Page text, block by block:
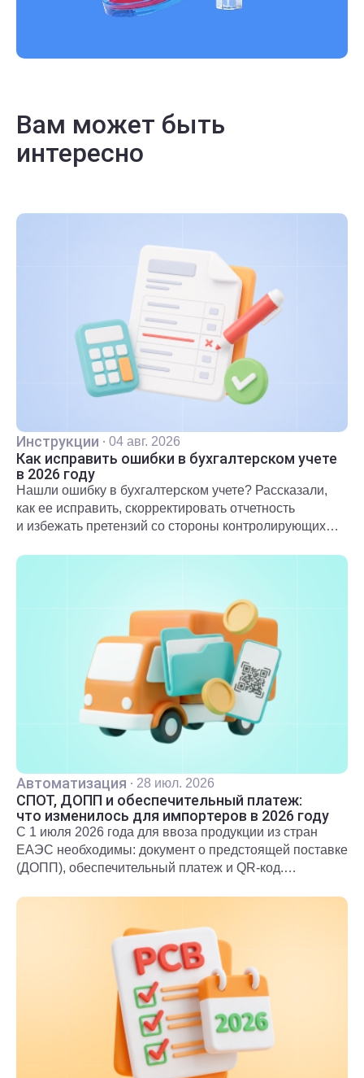
Вам может быть
интересно
Инструкции · 04 авг. 2026
Как исправить ошибки в бухгалтерском учете
в 2026 году
Нашли ошибку в бухгалтерском учете? Рассказали,
как ее исправить, скорректировать отчетность
и избежать претензий со стороны контролирующих
Автоматизация · 28 июл. 2026
СПОТ, ДОПП и обеспечительный платеж:
что изменилось для импортеров в 2026 году
С 1 июля 2026 года для ввоза продукции из стран
ЕАЭС необходимы: документ о предстоящей поставке
(ДОПП), обеспечительный платеж и QR-код.
рассказали в статье.